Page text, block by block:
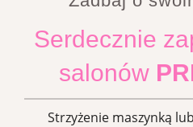
Serdecznie
salonów
Strzyżenie maszynką